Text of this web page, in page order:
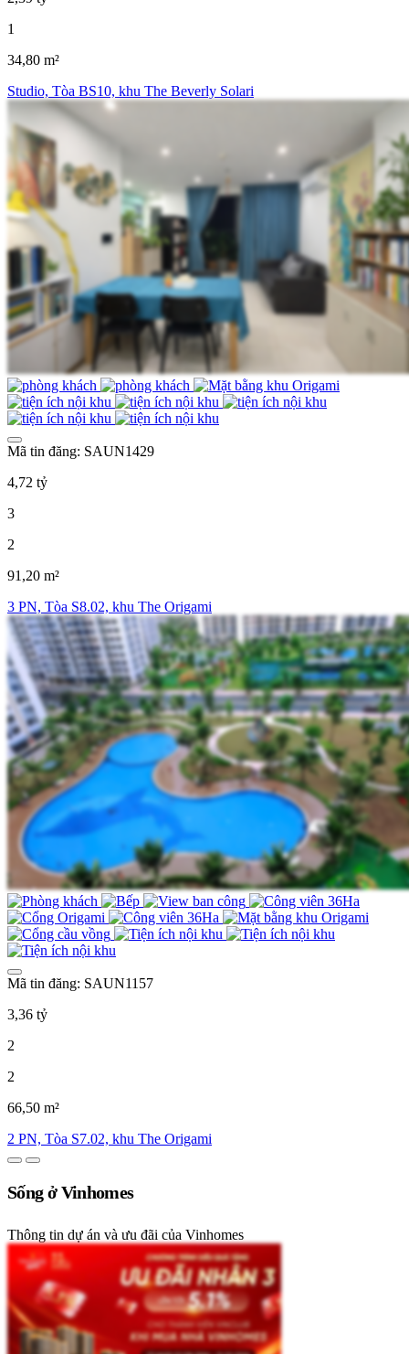
1
34,80 m²
Studio, Tòa BS10, khu The Beverly Solari
Mã tin đăng: SAUN1429
4,72 tỷ
3
2
91,20 m²
3 PN, Tòa S8.02, khu The Origami
Mã tin đăng: SAUN1157
3,36 tỷ
2
2
66,50 m²
2 PN, Tòa S7.02, khu The Origami
Sống ở Vinhomes
Thông tin dự án và ưu đãi của Vinhomes